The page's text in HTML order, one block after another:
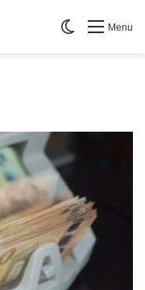
Menu
Switch skin